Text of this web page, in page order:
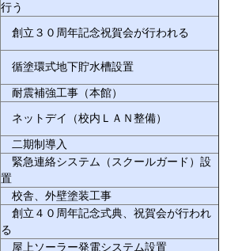
行う
創立３０周年記念祝賀会が行われる
循塗環式地下貯水槽設置
耐震補強工事（本館）
ネットデイ（校内ＬＡＮ整備）
二期制導入
緊急連絡システム（スクールガード）設
置
校舎、外壁塗装工事
創立４０周年記念式典、祝賀会が行われ
る
屋上ソーラー発電システム設置